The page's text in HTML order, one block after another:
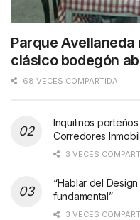
Parque Avellaneda
clásico bodegón
68 VECES COMPARTIDA
Inquilinos
Corredores
3 VECES
“Hablar del
fundamental”
3 VECES